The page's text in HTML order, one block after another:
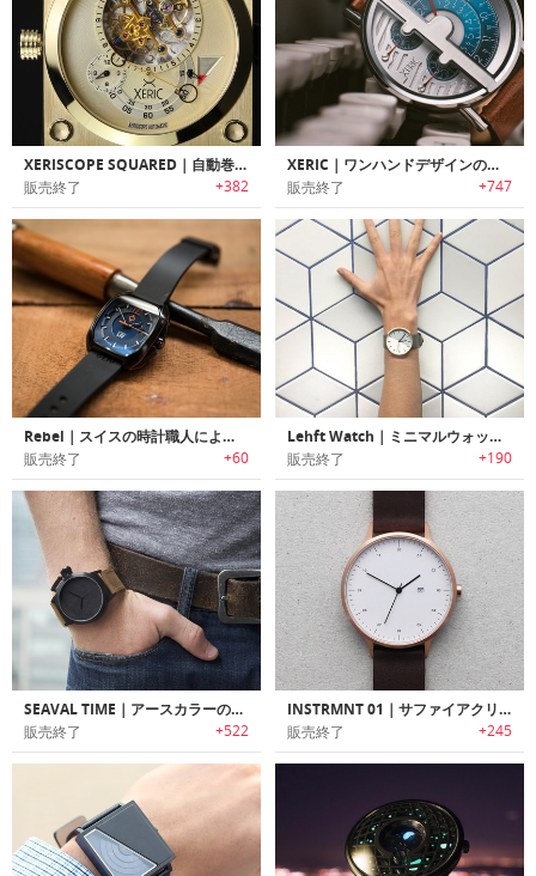
XERISCOPE SQUARED｜自動巻取り式スクエアヘッドウォッチ「ゼリスコープスクエア」
販売終了 +382
XERIC｜ワンハンドデザインのハイエンドウォッチ「ゼリック」
販売終了 +747
Rebel｜スイスの時計職人によって手作業で組み立てられたオートマチッククロノグラフ「レベル」
販売終了 +60
Lehft Watch｜ミニマルウォッチを再定義する「レフト・ウォッチ」
販売終了 +190
SEAVAL TIME｜アースカラーのモダンな腕時計
販売終了 +522
INSTRMNT 01｜サファイアクリスタルガラス使用のファッションウォッチ
販売終了 +245